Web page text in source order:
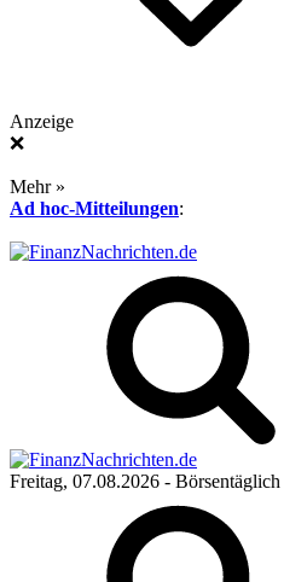
Anzeige
❌
Mehr »
Ad hoc-Mitteilungen:
Freitag, 07.08.2026 -